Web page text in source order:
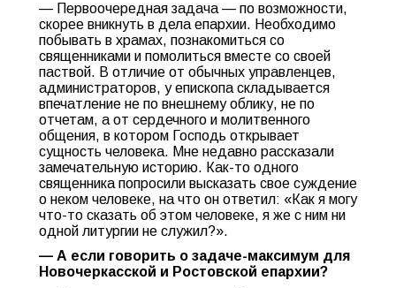
— Первоочередная задача — по возможности,
скорее вникнуть в дела епархии. Необходимо
побывать в храмах, познакомиться со
священниками и помолиться вместе со своей
паствой. В отличие от обычных управленцев,
администраторов, у епископа складывается
впечатление не по внешнему облику, не по
отчетам, а от сердечного и молитвенного
общения, в котором Господь открывает
сущность человека. Мне недавно рассказали
замечательную историю. Как-то одного
священника попросили высказать свое суждение
о неком человеке, на что он ответил: «Как я могу
что-то сказать об этом человеке, я же с ним ни
одной литургии не служил?».
— А если говорить о задаче-максимум для
Новочеркасской и Ростовской епархии?